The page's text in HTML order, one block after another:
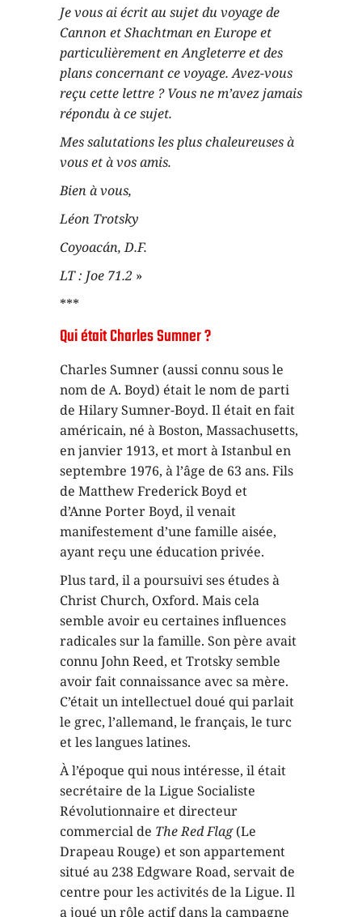
Je vous ai écrit au sujet du voyage de
Cannon et Shachtman en Europe et
particulièrement en Angleterre et des
plans concernant ce voyage. Avez-vous
reçu cette lettre ? Vous ne m’avez jamais
répondu à ce sujet.
Mes salutations les plus chaleureuses à
vous et à vos amis.
Bien à vous,
Léon Trotsky
Coyoacán, D.F.
LT : Joe 71.2 »
***
Qui était Charles Sumner ?
Charles Sumner (aussi connu sous le
nom de A. Boyd) était le nom de parti
de Hilary Sumner-Boyd. Il était en fait
américain, né à Boston, Massachusetts,
en janvier 1913, et mort à Istanbul en
septembre 1976, à l’âge de 63 ans. Fils
de Matthew Frederick Boyd et
d’Anne Porter Boyd, il venait
manifestement d’une famille aisée,
ayant reçu une éducation privée.
Plus tard, il a poursuivi ses études à
Christ Church, Oxford. Mais cela
semble avoir eu certaines influences
radicales sur la famille. Son père avait
connu John Reed, et Trotsky semble
avoir fait connaissance avec sa mère.
C’était un intellectuel doué qui parlait
le grec, l’allemand, le français, le turc
et les langues latines.
À l’époque qui nous intéresse, il était
secrétaire de la Ligue Socialiste
Révolutionnaire et directeur
commercial de The Red Flag(Le
Drapeau Rouge) et son appartement
situé au 238 Edgware Road, servait de
centre pour les activités de la Ligue. Il
a joué un rôle actif dans la campagne